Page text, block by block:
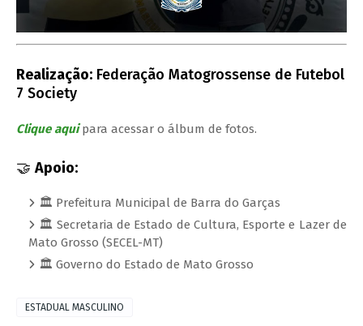
Realização: Federação Matogrossense de Futebol
7 Society
Clique aqui para acessar o álbum de fotos.
🤝Apoio:
🏛️ Prefeitura Municipal de Barra do Garças
🏛️ Secretaria de Estado de Cultura, Esporte e Lazer de
Mato Grosso (SECEL-MT)
🏛️ Governo do Estado de Mato Grosso
ESTADUAL MASCULINO